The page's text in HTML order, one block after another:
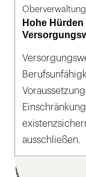
Hohe
ausschließen.